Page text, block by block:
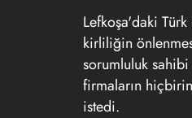
Lefkoşa'daki
kirliliğin
sorumluluk
firmaların
istedi.